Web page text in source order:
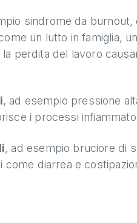
sindrome da
un lutto in famiglia,
perdita del lavoro
, ad esempio pressione
i processi
, ad esempio bruciore di
come diarrea e